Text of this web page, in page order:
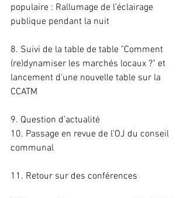
populaire : Rallumage de l’éclairage
publique pendant la nuit
8. Suivi de la table de table "Comment
(re)dynamiser les marchés locaux ?" et
lancement d'une nouvelle table sur la
CCATM
9. Question d’actualité
10. Passage en revue de l'OJ du conseil
communal
11. Retour sur des conférences